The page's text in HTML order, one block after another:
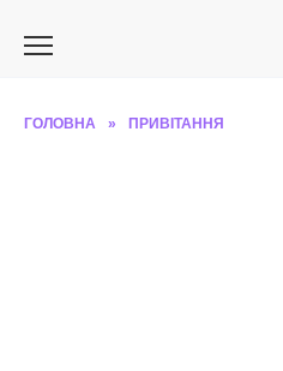
ГОЛОВНА » ПРИВІТАННЯ